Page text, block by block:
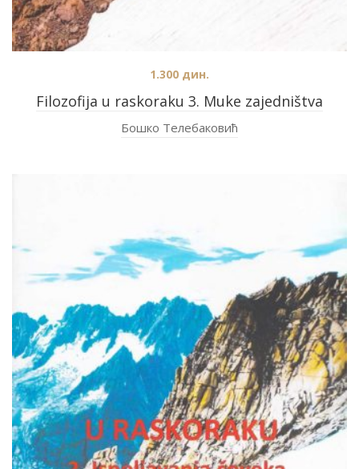
Filozofija u raskoraku 3. Muke zajedništva
1.300 дин.
Бошко Телебаковић